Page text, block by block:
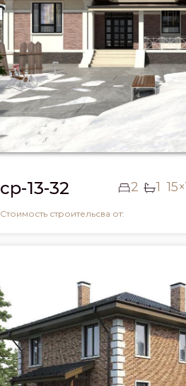
cp-13-32 2 1
Стоимость строительсва от: